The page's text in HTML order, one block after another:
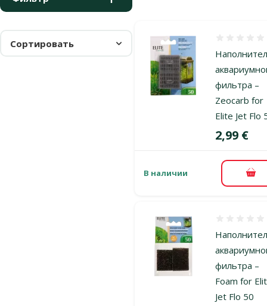
Сортировать
фильтра –
Zeocarb for
Elite Jet Flo
Цена
2,99 €
В наличии В
фильтра –
Foam for
Jet Flo 50